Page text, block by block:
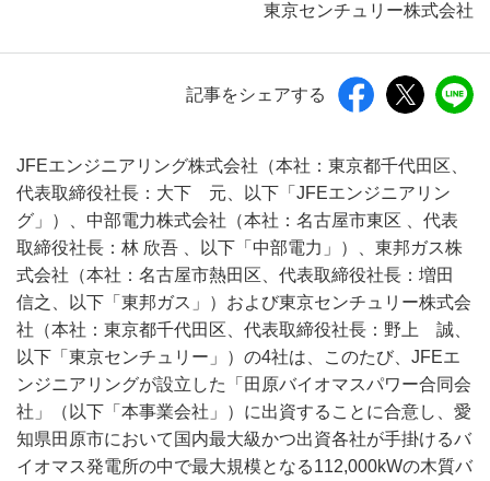
東京センチュリー株式会社
記事をシェアする
JFEエンジニアリング株式会社（本社：東京都千代田区、
代表取締役社長：大下 元、以下「JFEエンジニアリン
グ」）、中部電力株式会社（本社：名古屋市東区 、代表
取締役社長：林 欣吾 、以下「中部電力」）、東邦ガス株
式会社（本社：名古屋市熱田区、代表取締役社長：増田
信之、以下「東邦ガス」）および東京センチュリー株式会
社（本社：東京都千代田区、代表取締役社長：野上 誠、
以下「東京センチュリー」）の4社は、このたび、JFEエ
ンジニアリングが設立した「田原バイオマスパワー合同会
社」（以下「本事業会社」）に出資することに合意し、愛
知県田原市において国内最大級かつ出資各社が手掛けるバ
イオマス発電所の中で最大規模となる112,000kWの木質バ